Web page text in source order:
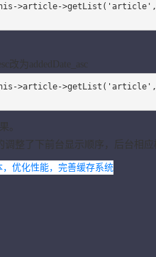
改为addedDate_asc
。
调整了下前台显示顺序，后台相应
，优化性能，完善缓存系统